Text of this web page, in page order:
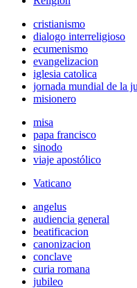
cristianismo
dialogo interreligioso
ecumenismo
evangelizacion
iglesia catolica
jornada mundial de la
misionero
misa
papa francisco
sinodo
viaje apostólico
Vaticano
angelus
audiencia general
beatificacion
canonizacion
conclave
curia romana
jubileo